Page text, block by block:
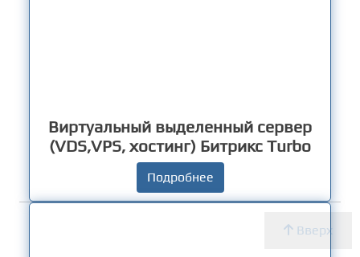
Виртуальный выделенный сервер
(VDS,VPS, хостинг) Битрикс Turbo
Подробнее
Вверх